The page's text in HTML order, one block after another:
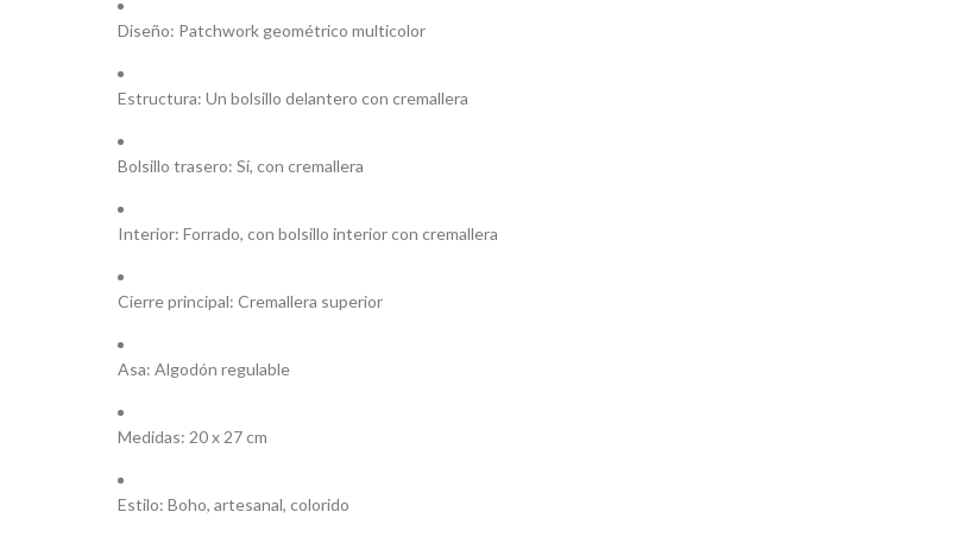
Diseño: Patchwork geométrico multicolor
Estructura: Un bolsillo delantero con cremallera
Bolsillo trasero: Sí, con cremallera
Interior: Forrado, con bolsillo interior con cremallera
Cierre principal: Cremallera superior
Asa: Algodón regulable
Medidas: 20 x 27 cm
Estilo: Boho, artesanal, colorido